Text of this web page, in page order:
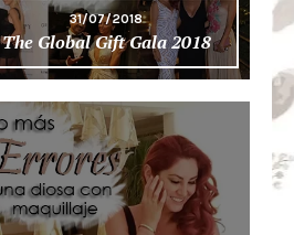
31/07/2018
The Global Gift Gala 2018